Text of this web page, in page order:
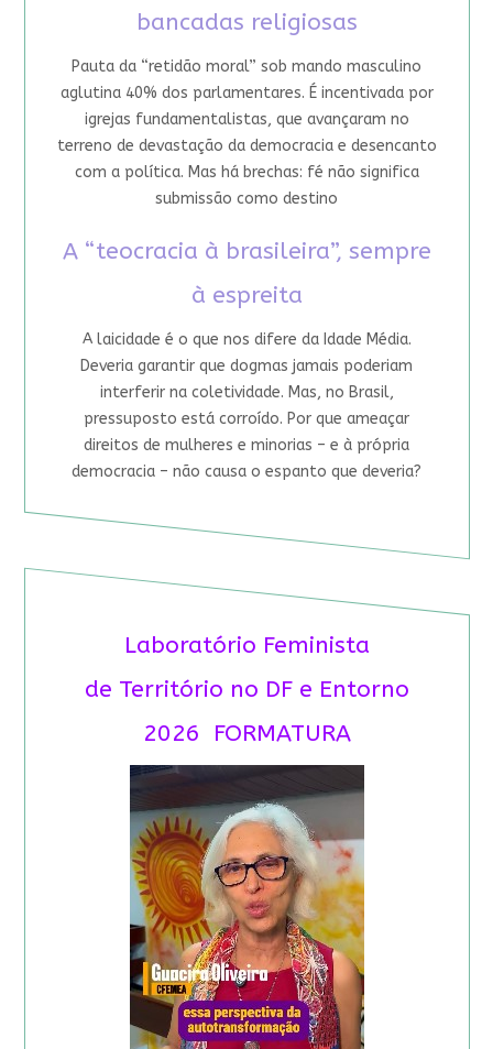
bancadas religiosas
Pauta da “retidão moral” sob mando masculino
aglutina 40% dos parlamentares. É incentivada por
igrejas fundamentalistas, que avançaram no
terreno de devastação da democracia e desencanto
com a política. Mas há brechas: fé não significa
submissão como destino
A “teocracia à brasileira”, sempre
à espreita
A laicidade é o que nos difere da Idade Média.
Deveria garantir que dogmas jamais poderiam
interferir na coletividade. Mas, no Brasil,
pressuposto está corroído. Por que ameaçar
direitos de mulheres e minorias – e à própria
democracia – não causa o espanto que deveria?
Laboratório Feminista
de Território no DF e Entorno
2026 FORMATURA